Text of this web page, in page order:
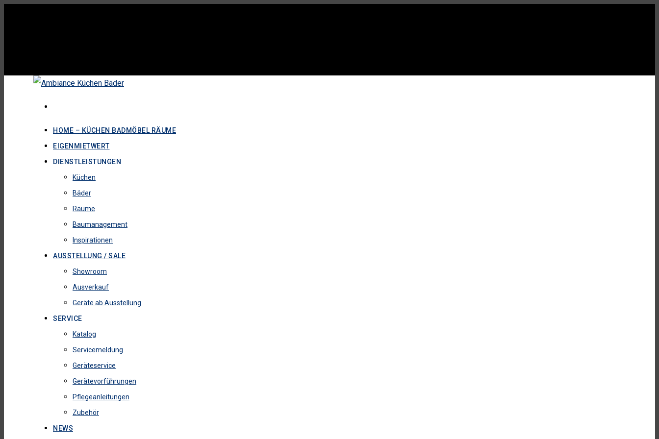
HOME – KÜCHEN BADMÖBEL RÄUME
EIGENMIETWERT
DIENSTLEISTUNGEN
Küchen
Bäder
Räume
Baumanagement
Inspirationen
AUSSTELLUNG / SALE
Showroom
Ausverkauf
Geräte ab Ausstellung
SERVICE
Katalog
Servicemeldung
Geräteservice
Gerätevorführungen
Pflegeanleitungen
Zubehör
NEWS